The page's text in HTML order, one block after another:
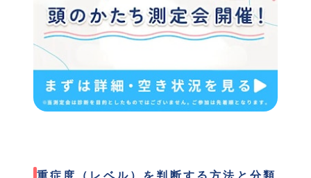
重症度（レベル）を判断する方法と分類